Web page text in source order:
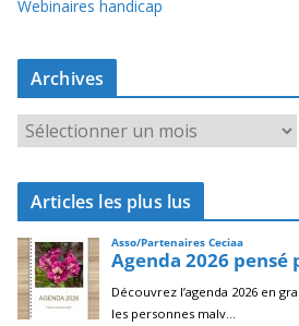
Webinaires handicap
Archives
r
c
i
v
e
s
Articles les plus lus